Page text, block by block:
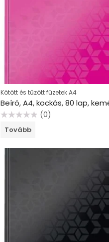
Kötött és tűzött füzetek A4
(0)
Tovább